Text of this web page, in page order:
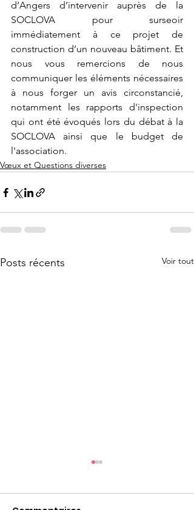
d’Angers d’intervenir auprès de la
SOCLOVA pour surseoir
immédiatement à ce projet de
construction d’un nouveau bâtiment. Et
nous vous remercions de nous
communiquer les éléments nécessaires
à nous forger un avis circonstancié,
notamment les rapports d'inspection
qui ont été évoqués lors du débat à la
SOCLOVA ainsi que le budget de
l'association.
Vœux et Questions diverses
Posts récents Voir tout